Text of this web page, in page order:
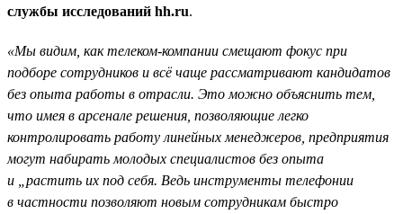
службы исследований hh.ru.
«Мы видим, как телеком-компании смещают фокус при
подборе сотрудников и всё чаще рассматривают кандидатов
без опыта работы в отрасли. Это можно объяснить тем,
что имея в арсенале решения, позволяющие легко
контролировать работу линейных менеджеров, предприятия
могут набирать молодых специалистов без опыта
и „растить их под себя. Ведь инструменты телефонии
в частности позволяют новым сотрудникам быстро